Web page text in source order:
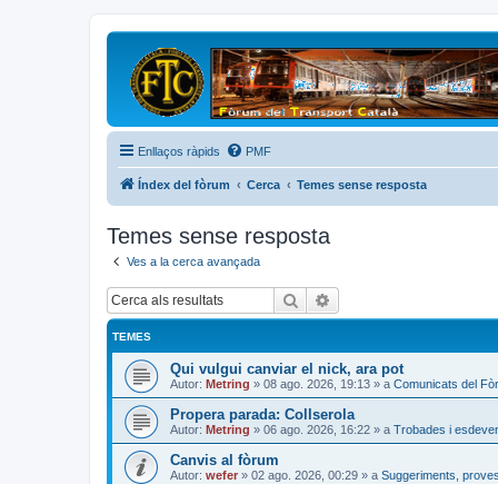
Enllaços ràpids PMF
Índex del fòrum Cerca Temes sense resposta
Temes sense resposta
Ves a la cerca avançada
Cerca
TEMES
Qui vulgui canviar el nick, ara pot
Autor: Metring » 08 ago. 2026, 19:13 » a Comunicats del
Propera parada: Collserola
Autor: Metring » 06 ago. 2026, 16:22 » a Trobades i
Canvis al fòrum
Autor: wefer » 02 ago. 2026, 00:29 » a Suggeriments,